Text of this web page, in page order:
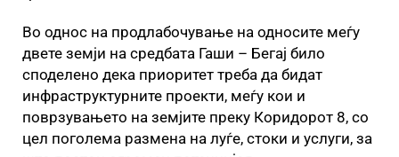
Во однос на продлабочување на односите меѓу
двете земји на средбата Гаши – Бегај било
споделено дека приоритет треба да бидат
инфраструктурните проекти, меѓу кои и
поврзувањето на земјите преку Коридорот 8, со
цел поголема размена на луѓе, стоки и услуги, за